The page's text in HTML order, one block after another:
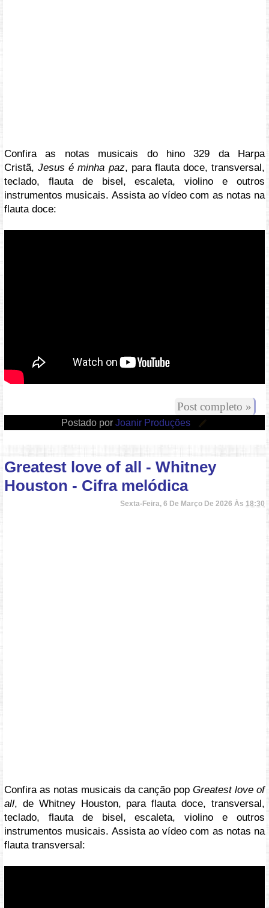
Confira as notas musicais do hino 329 da Harpa
Cristã,Jesus é minha paz, para flauta doce, transversal,
teclado, flauta de bisel, escaleta, violino e outros
instrumentos musicais. Assista ao vídeo com as notas na
flauta doce:
Post completo »
Postado por Joanir Produções
Greatest love of all - Whitney
Houston - Cifra melódica
Sexta-Feira, 6 De Março De 2026 Às 18:30
Confira as notas musicais da canção pop Greatest love of
all, de Whitney Houston, para flauta doce, transversal,
teclado, flauta de bisel, escaleta, violino e outros
instrumentos musicais. Assista ao vídeo com as notas na
flauta transversal: